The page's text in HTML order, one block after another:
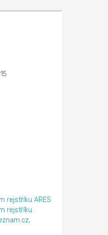
rejstříku ARES
rejstříku
,